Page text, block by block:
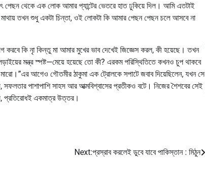
পেছন থেকে এক লোক আমার প্যান্টের ভেতরে হাত ঢুকিয়ে দিল। আমি এতটাই
তখন শুধু একটা চিন্তা, ওই লোকটা কি আমার পেছন পেছন চলে আসবে না
করবে কি নাৃ কিন্তু মা আমার মুখের ভাব দেখেই জিজ্ঞেস করল, কী হয়েছে। তখন
মন্ত্র স্পষ্ট—মেয়ে হয়েছে তো কী? এরকম পরিস্থিতিতে কখনও চুপ থাকবে
আগেও গৌতমীর ঠাকুমা এক ট্রোলকে সপাটে জবাব দিয়েছিলেন, যখন সে
সফলতার পাশাপাশি সাহস আর আত্মবিশ্বাসের প্রতীকও বটে। নিজের শৈশবের সেই
প্রতিরোধই একমাত্র উত্তর।
Next:প্রস্রাব করলেই ডুবে যাবে পাকিস্তান : মিঠুন